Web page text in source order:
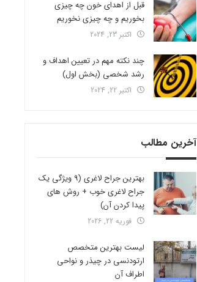
قبل از اهدای خون چه چیزی
بخوریم و چه چیزی نخوریم
اکتبر 23, 2024
چند نکته مهم در تعیین اهداف و
رشد شخصی (بخش اول)
اکتبر 22, 2024
آخرین مطالب
بهترین جراح لاغری (9 ویژگی یک
جراح لاغری خوب + روش های
پیدا کردن آن)
فوریه 22, 2026
لیست بهترین متخصص
ارتودنسی در چیذر و نواحی
اطراف آن